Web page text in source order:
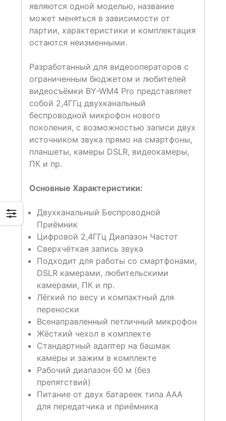
являются одной моделью, название
может меняться в зависимости от
партии, характеристики и комплектация
остаются неизменными.
Разработанный для видеооператоров с
ограниченным бюджетом и любителей
видеосъёмки BY-WM4 Pro представляет
собой 2,4ГГц двухканальный
беспроводной микрофон нового
поколения, с возможностью записи двух
источником звука прямо на смартфоны,
планшеты, камеры DSLR, видеокамеры,
ПК и пр.
Основные Характеристики:
Двухканальный Беспроводной
Приёмник
Цифровой 2,4ГГц Диапазон Частот
Сверхчёткая запись звука
Подходит для работы со смартфонами,
DSLR камерами, любительскими
камерами, ПК и пр.
Лёгкий по весу и компактный для
переноски
Всенаправленный петличный микрофон
Жёсткий чехол в комплекте
Стандартный адаптер на башмак
камеры и зажим в комплекте
Рабочий диапазон 60 м (без
препятствий)
Питание от двух батареек типа ААА
для передатчика и приёмника